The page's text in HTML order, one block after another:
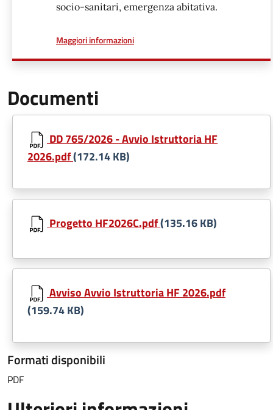
socio-sanitari, emergenza abitativa.
Maggiori informazionia proposito di
Documenti
DD 765/2026 - Avvio Istruttoria HF
2026.pdf(172.14 KB)
Progetto HF2026C.pdf(135.16 KB)
Avviso Avvio Istruttoria HF 2026.pdf
(159.74 KB)
Formati disponibili
PDF